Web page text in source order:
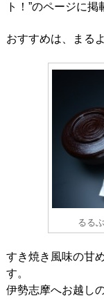
ト！”のページに掲
おすすめは、まる
るる
すき焼き風味の甘
す。
伊勢志摩へお越し